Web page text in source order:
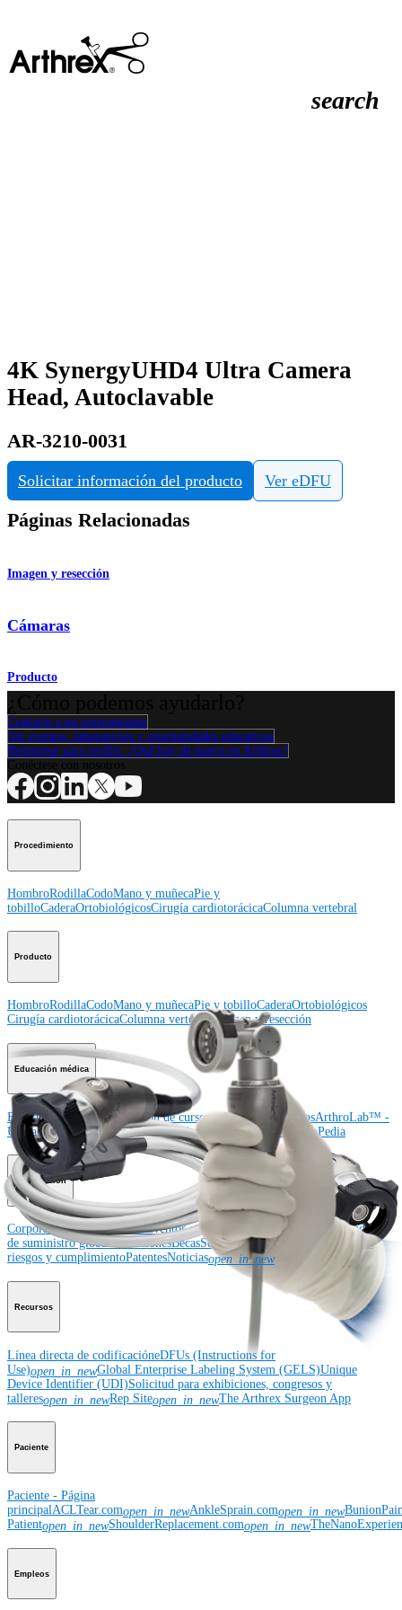
search
4K SynergyUHD4 Ultra Camera
Head, Autoclavable
AR-3210-0031
Solicitar información del producto Ver eDFU
Páginas Relacionadas
Imagen y resección
Cámaras
Producto
Contacte a un representante
Ver eventos, laboratorios y oportunidades educativas
Regístrese para recibir: ¿Qué hay de nuevo en Arthrex?
Procedimiento
HombroRodillaCodoMano y muñecaPie y
tobilloCaderaOrtobiológicosCirugía cardiotorácicaColumna vertebral
Producto
HombroRodillaCodoMano y muñecaPie y tobilloCaderaOrtobiológicos
Cirugía cardiotorácicaColumna vertebralImagen y resección
Educación médica
Educación médicaDescripción de cursosCalendario de cursosArthroLab™ -
UbicacionesNuestro departamento de educación médica OrthoPedia
Corporación
CorporaciónQuiénes somosEventos comunitarios
Divulgación de la cadena
de suministro globalUbicacionesBecasSeguridad de productos
Gestión de
riesgos y cumplimientoPatentesNoticiasopen_in_newSBA Support
Recursos
Línea directa de codificacióneDFUs (Instructions for
Use)open_in_newGlobal Enterprise Labeling System (GELS)Unique
Device Identifier (UDI)Solicitud para exhibiciones, congresos y
talleresopen_in_newRep Siteopen_in_newThe Arthrex Surgeon App
Paciente
Paciente - Página
principalACLTear.comopen_in_newAnkleSprain.comopen_in_new
Patientopen_in_newShoulderReplacement.comopen_in_new
Empleos